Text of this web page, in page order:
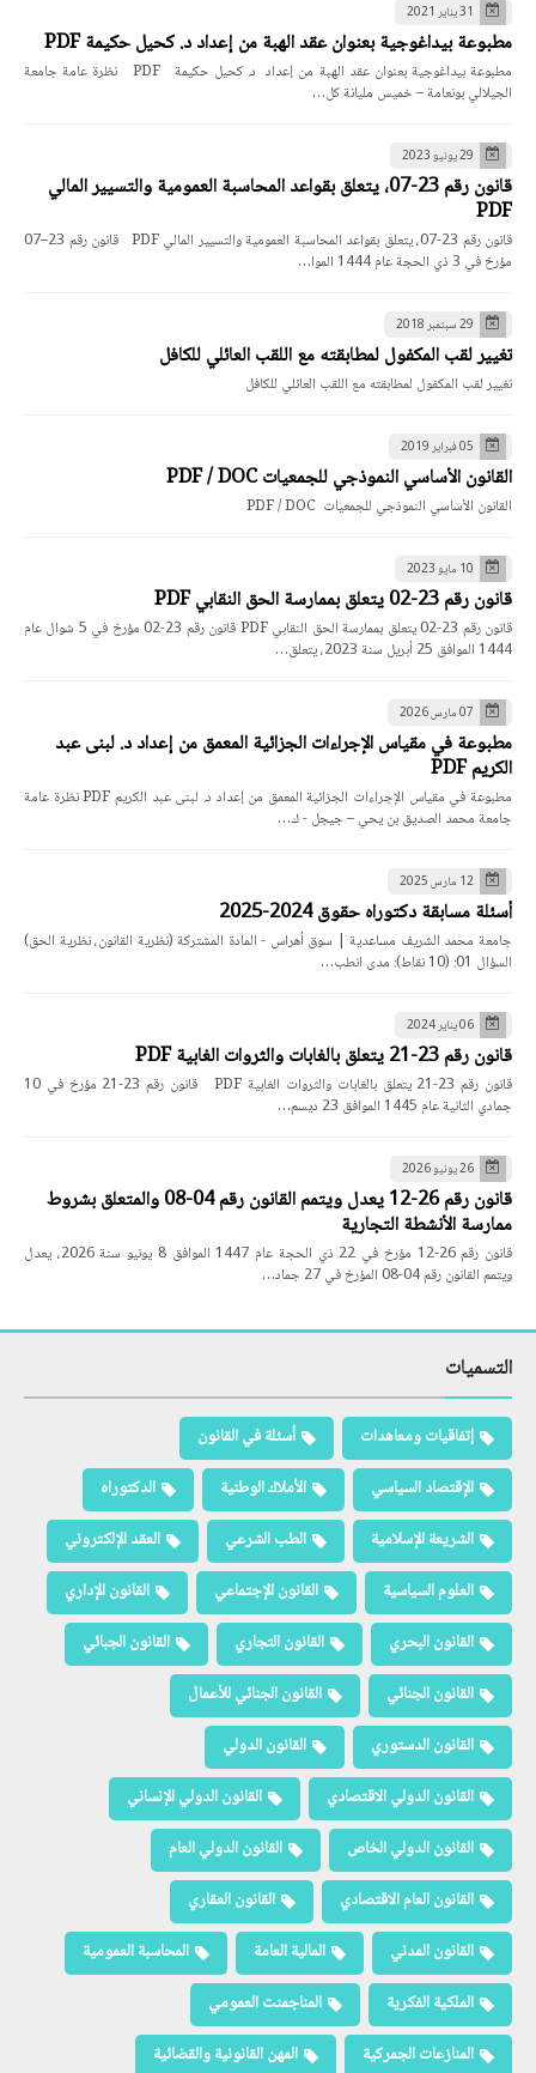
31 يناير 2021
مطبوعة بيداغوجية بعنوان عقد الهبة من إعداد د. كحيل حكيمة PDF
مطبوعة بيداغوجية بعنوان عقد الهبة من إعداد د. كحيل حكيمة PDF نظرة عامة جامعة
الجيلالي بونعامة – خميس مليانة كل…
29 يونيو 2023
قانون رقم 23-07، يتعلق بقواعد المحاسبة العمومية والتسيير المالي
PDF
قانون رقم 23-07، يتعلق بقواعد المحاسبة العمومية والتسيير المالي PDF قانون رقم 23–07
مؤرخ في 3 ذي الحجة عام 1444 الموا…
29 سبتمبر 2018
تغيير لقب المكفول لمطابقته مع اللقب العائلي للكافل
تغيير لقب المكفول لمطابقته مع اللقب العائلي للكافل
05 فبراير 2019
القانون الأساسي النموذجي للجمعيات PDF / DOC
القانون الأساسي النموذجي للجمعيات PDF / DOC
10 مايو 2023
قانون رقم 23-02 يتعلق بممارسة الحق النقابي PDF
قانون رقم 23-02 يتعلق بممارسة الحق النقابي PDF قانون رقم 23-02 مؤرخ في 5 شوال عام
1444 الموافق 25 أبريل سنة 2023، يتعلق…
07 مارس 2026
مطبوعة في مقياس الإجراءات الجزائية المعمق من إعداد د. لبنى عبد
الكريم PDF
مطبوعة في مقياس الإجراءات الجزائية المعمق من إعداد د. لبنى عبد الكريم PDF نظرة عامة
جامعة محمد الصديق بن يحي – جيجل - ك…
12 مارس 2025
أسئلة مسابقة دكتوراه حقوق 2024-2025
جامعة محمد الشريف مساعدية | سوق أهراس - المادة المشتركة (نظرية القانون، نظرية الحق)
السؤال 01: (10 نقاط): مدى انطب…
06 يناير 2024
قانون رقم 23-21 يتعلق بالغابات والثروات الغابية PDF
قانون رقم 23-21 يتعلق بالغابات والثروات الغابية PDF قانون رقم 23-21 مؤرخ في 10
جمادي الثانية عام 1445 الموافق 23 ديسم…
26 يونيو 2026
قانون رقم 26-12 يعدل ويتمم القانون رقم 04-08 والمتعلق بشروط
ممارسة الأنشطة التجارية
قانون رقم 26-12 مؤرخ في 22 ذي الحجة عام 1447 الموافق 8 يونيو سنة 2026، يعدل
ويتمم القانون رقم 04-08 المؤرخ في 27 جماد…
التسميات
إتفاقيات ومعاهدات
أسئلة في القانون
الإقتصاد السياسي
الأملاك الوطنية
الدكتوراه
الشريعة الإسلامية
الطب الشرعي
العقد الإلكتروني
العلوم السياسية
القانون الإجتماعي
القانون الإداري
القانون البحري
القانون التجاري
القانون الجبائي
القانون الجنائي
القانون الجنائي للأعمال
القانون الدستوري
القانون الدولي
القانون الدولي الاقتصادي
القانون الدولي الإنساني
القانون الدولي الخاص
القانون الدولي العام
القانون العام الاقتصادي
القانون العقاري
القانون المدني
المالية العامة
المحاسبة العمومية
الملكية الفكرية
المناجمنت العمومي
المنازعات الجمركية
المهن القانونية والقضائية